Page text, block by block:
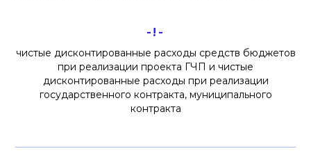
-!-
чистые дисконтированные расходы средств бюджетов
при реализации проекта ГЧП и чистые
дисконтированные расходы при реализации
государственного контракта, муниципального
контракта